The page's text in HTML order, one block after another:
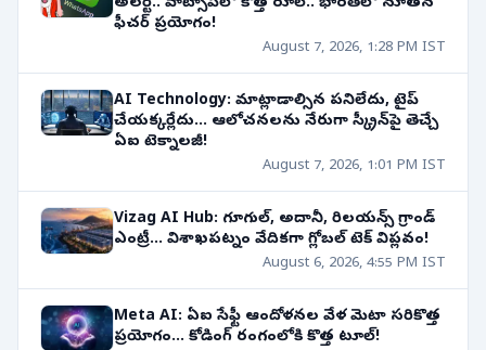
అలర్ట్.. వాట్సాప్‌లో కొత్త రూల్‌.. భారత్‌లో నూతన
ఫీచర్ ప్రయోగం!
August 7, 2026, 1:28 PM IST
AI Technology: మాట్లాడాల్సిన పనిలేదు, టైప్
చేయక్కర్లేదు... ఆలోచనలను నేరుగా స్క్రీన్‌పై తెచ్చే
ఏఐ టెక్నాలజీ!
August 7, 2026, 1:01 PM IST
Vizag AI Hub: గూగుల్, అదానీ, రిలయన్స్ గ్రాండ్
ఎంట్రీ... విశాఖపట్నం వేదికగా గ్లోబల్ టెక్ విప్లవం!
August 6, 2026, 4:55 PM IST
Meta AI: ఏఐ సేఫ్టీ ఆందోళనల వేళ మెటా సరికొత్త
ప్రయోగం... కోడింగ్ రంగంలోకి కొత్త టూల్!